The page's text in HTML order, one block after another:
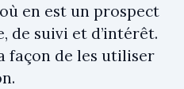
en est un prospect
de suivi et d’intérêt.
façon de les utiliser